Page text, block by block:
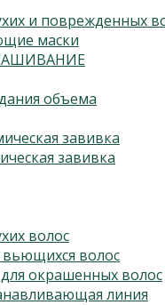
и поврежденных
маски
объема
завивка
завивка
волос
вьющихся волос
для окрашенных волос
линия